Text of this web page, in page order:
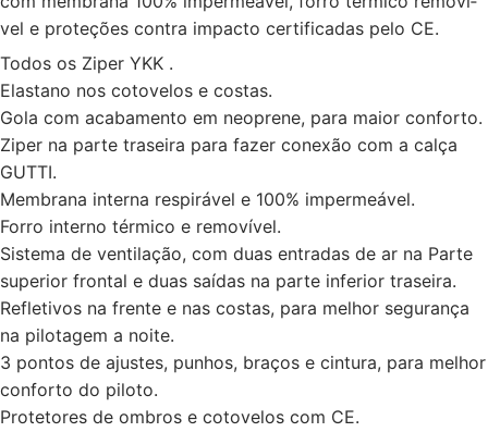
vel e proteções contra impacto certificadas pelo CE.
Todos os Ziper YKK .
Elastano nos cotovelos e costas.
Gola com acabamento em neoprene, para maior conforto.
Ziper na parte traseira para fazer conexão com a calça
GUTTI.
Membrana interna respirável e 100% impermeável.
Forro interno térmico e removí­vel.
Sistema de ventilação, com duas entradas de ar na Parte
superior frontal e duas saídas na parte inferior traseira.
Refletivos na frente e nas costas, para melhor segurança
na pilotagem a noite.
3 pontos de ajustes, punhos, braços e cintura, para melhor
conforto do piloto.
Protetores de ombros e cotovelos com CE.